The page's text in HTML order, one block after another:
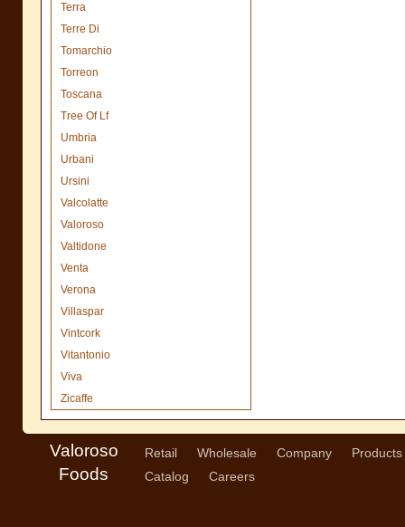
Terra
Terre Di
Tomarchio
Torreon
Toscana
Tree Of Lf
Umbria
Urbani
Ursini
Valcolatte
Valoroso
Valtidone
Venta
Verona
Villaspar
Vintcork
Vitantonio
Viva
Zicaffe
Valoroso
Foods
Retail Wholesale Company
Products
Catalog
Careers